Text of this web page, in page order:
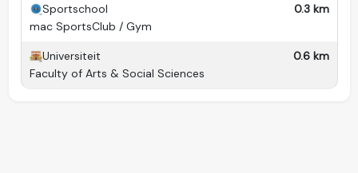
Toilet(ten)
Keuken(s)
Woonkamer
Ja
Sportschool
0.3 km
mac SportsClub / Gym
Universiteit
0.6 km
Faculty of Arts & Social Sciences